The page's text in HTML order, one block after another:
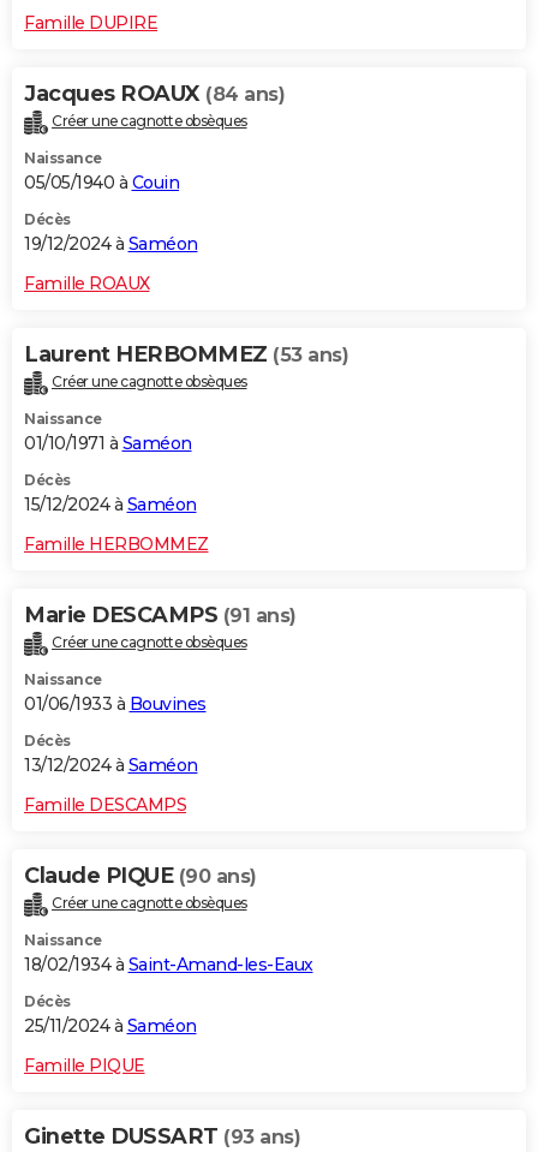
Famille DUPIRE
Jacques ROAUX (84 ans)
Créer une cagnotte obsèques
Naissance
05/05/1940 à Couin
Décès
19/12/2024 à Saméon
Famille ROAUX
Laurent HERBOMMEZ (53 ans)
Créer une cagnotte obsèques
Naissance
01/10/1971 à Saméon
Décès
15/12/2024 à Saméon
Famille HERBOMMEZ
Marie DESCAMPS (91 ans)
Créer une cagnotte obsèques
Naissance
01/06/1933 à Bouvines
Décès
13/12/2024 à Saméon
Famille DESCAMPS
Claude PIQUE (90 ans)
Créer une cagnotte obsèques
Naissance
18/02/1934 à Saint-Amand-les-Eaux
Décès
25/11/2024 à Saméon
Famille PIQUE
Ginette DUSSART (93 ans)